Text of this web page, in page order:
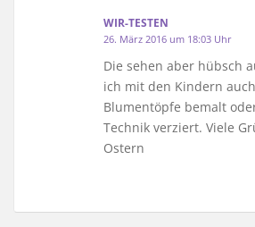
WIR-TESTEN
26. März 2016 um 18:03 Uhr
Die sehen aber hübsch
ich mit den Kindern
Blumentöpfe bemalt
Technik verziert. Viele
Ostern